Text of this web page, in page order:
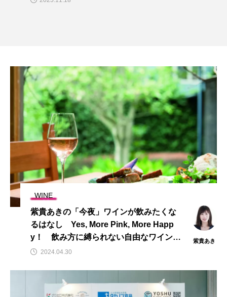
WINE
紫貴あきの「今夜」ワインが飲みたくな
るはなし Yes, More Pink, More Happ
y！ 飲み方に縛られない自由なワイン、
それがロゼ
紫貴あき
2024.04.30